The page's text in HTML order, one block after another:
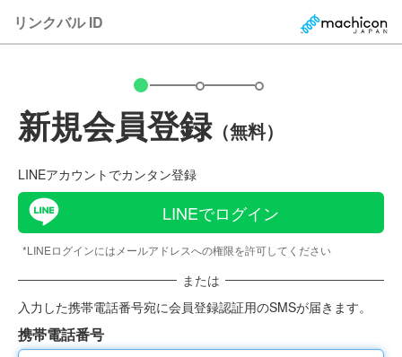
リンクバル ID
新規会員登録（無料）
LINEアカウントでカンタン登録
LINEでログイン
*LINEログインにはメールアドレスへの権限を許可してください
または
入力した携帯電話番号宛に会員登録認証用のSMSが届きます。
携帯電話番号